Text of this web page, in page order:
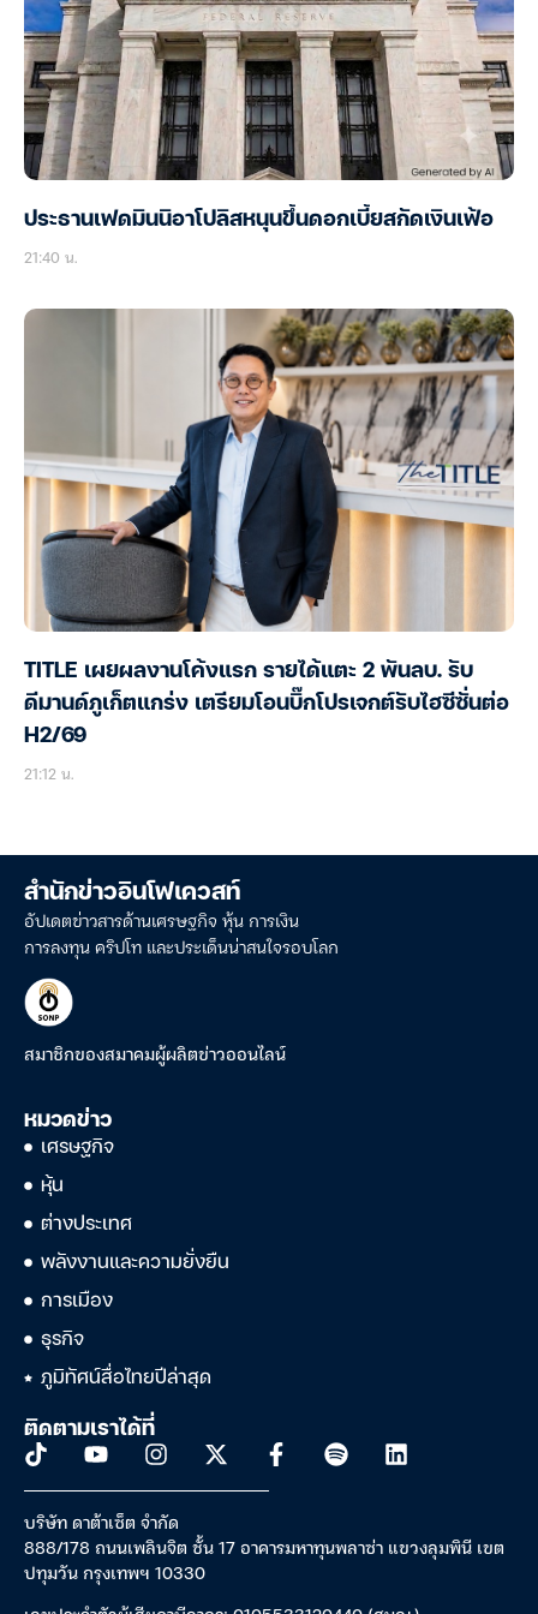
ประธานเฟดมินนิอาโปลิสหนุนขึ้นดอกเบี้ยสกัดเงินเฟ้อ
21:40 น.
TITLE เผยผลงานโค้งแรก รายได้แตะ 2 พันลบ. รับ
ดีมานด์ภูเก็ตแกร่ง เตรียมโอนบิ๊กโปรเจกต์รับไฮซีซั่นต่อ
H2/69
21:12 น.
สำนักข่าวอินโฟเควสท์
อัปเดตข่าวสารด้านเศรษฐกิจ หุ้น การเงิน
การลงทุน คริปโท และประเด็นน่าสนใจรอบโลก
สมาชิกของสมาคมผู้ผลิตข่าวออนไลน์
หมวดข่าว
เศรษฐกิจ
หุ้น
ต่างประเทศ
พลังงานและความยั่งยืน
การเมือง
ธุรกิจ
ภูมิทัศน์สื่อไทยปีล่าสุด
ติดตามเราได้ที่
บริษัท ดาต้าเซ็ต จำกัด
888/178 ถนนเพลินจิต ชั้น 17 อาคารมหาทุนพลาซ่า แขวงลุมพินี เขต
ปทุมวัน กรุงเทพฯ 10330